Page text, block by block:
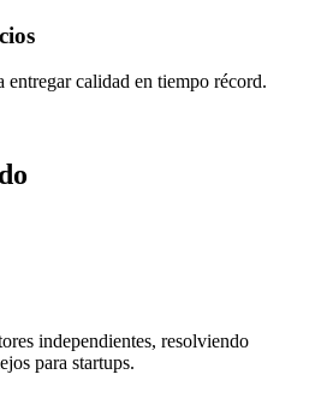
entregar calidad en tiempo récord.
independientes, resolviendo
para startups.